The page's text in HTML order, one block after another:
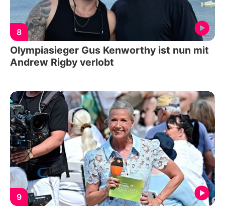
8
Olympiasieger Gus Kenworthy ist nun mit
Andrew Rigby verlobt
9